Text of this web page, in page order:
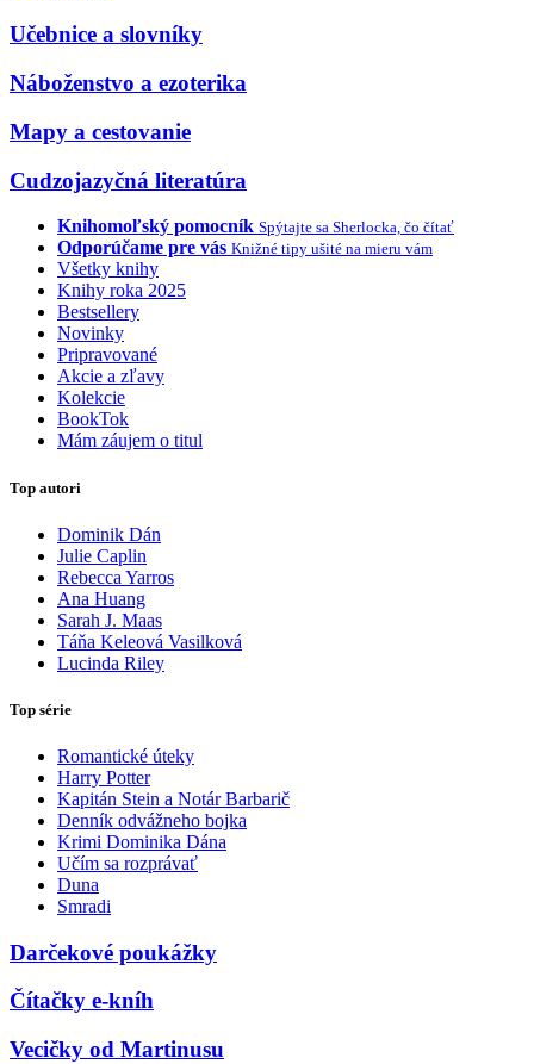
Učebnice a slovníky
Náboženstvo a ezoterika
Mapy a cestovanie
Cudzojazyčná literatúra
Knihomoľský pomocník Spýtajte sa Sherlocka, čo čítať
Odporúčame pre vás Knižné tipy ušité na mieru vám
Všetky knihy
Knihy roka 2025
Bestsellery
Novinky
Pripravované
Akcie a zľavy
Kolekcie
BookTok
Mám záujem o titul
Top autori
Dominik Dán
Julie Caplin
Rebecca Yarros
Ana Huang
Sarah J. Maas
Táňa Keleová Vasilková
Lucinda Riley
Top série
Romantické úteky
Harry Potter
Kapitán Stein a Notár Barbarič
Denník odvážneho bojka
Krimi Dominika Dána
Učím sa rozprávať
Duna
Smradi
Darčekové poukážky
Čítačky e-kníh
Vecičky od Martinusu